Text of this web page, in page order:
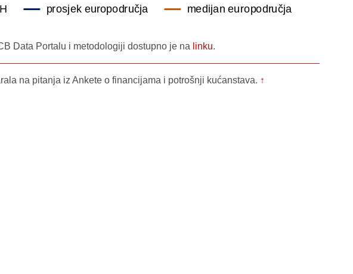
Data Portalu i metodologiji dostupno je na linku.
na pitanja iz Ankete o financijama i potrošnji kućanstava. ↑